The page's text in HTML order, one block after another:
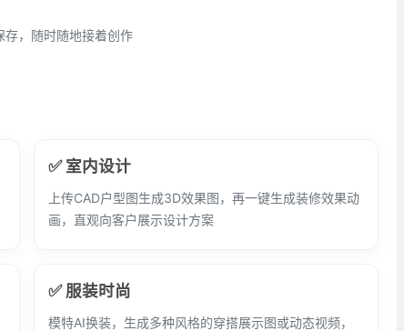
存，随时随地接着创作
✅ 室内设计
上传CAD户型图生成3D效果图，再一键生成装修效果动
画，直观向客户展示设计方案
✅ 服装时尚
模特AI换装，生成多种风格的穿搭展示图或动态视频，